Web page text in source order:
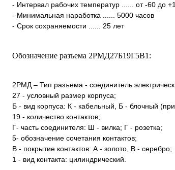
- Интервал рабочих температур ...... от -60 до
- Минимальная наработка ...... 5000 часов
- Срок сохраняемости ...... 25 лет
Обозначение разъема 2РМД27Б19Г5В1:
2РМД – Тип разъема - соединитель
27 - условный размер корпуса;
Б - вид корпуса: К - кабельный, Б - блочный
19 - количество контактов;
Г- часть соединителя: Ш - вилка; Г - розетка;
5- обозначение сочетания контактов;
В - покрытие контактов: А - золото, В - серебро;
1 - вид контакта: цилиндрический.